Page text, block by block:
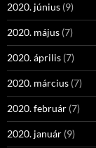
2020. június (9)
2020. május (7)
2020. április (7)
2020. március (7)
2020. február (7)
2020. január (9)